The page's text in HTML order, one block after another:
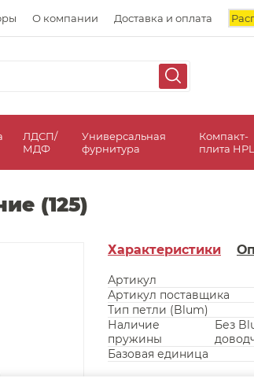
О компании Доставка и оплата
ЛДСП/
МДФ
Универсальная
фурнитура
Компакт-
плита HPL
(125)
Характеристики
Артикул
Артикул поставщика
Тип петли (Blum)
Наличие
пружины
Без
Базовая единица